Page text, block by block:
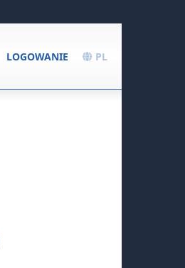
PL
LOGOWANIE